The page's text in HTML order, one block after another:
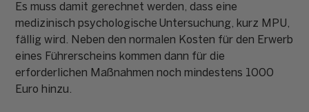
Es muss damit gerechnet werden, dass eine
medizinisch psychologische Untersuchung, kurz MPU,
fällig wird. Neben den normalen Kosten für den Erwerb
eines Führerscheins kommen dann für die
erforderlichen Maßnahmen noch mindestens 1000
Euro hinzu.